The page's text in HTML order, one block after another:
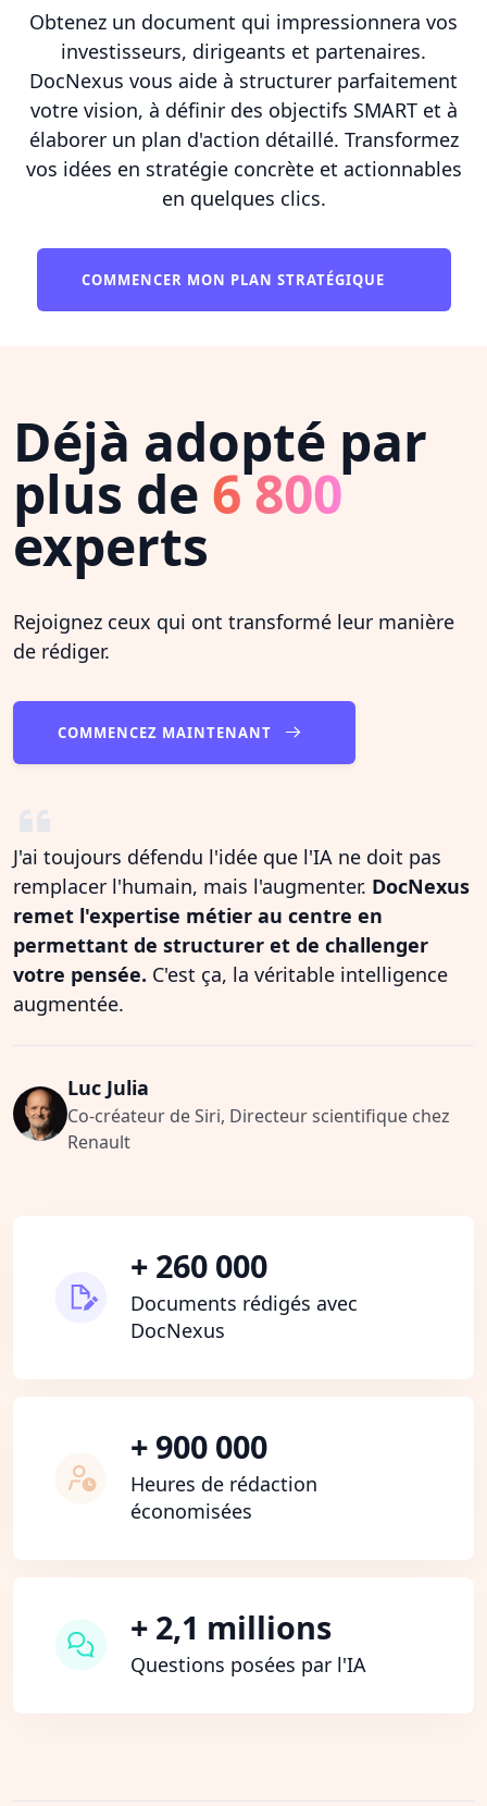
Obtenez un document qui impressionnera vos
investisseurs, dirigeants et partenaires.
DocNexus vous aide à structurer parfaitement
votre vision, à définir des objectifs SMART et à
élaborer un plan d'action détaillé. Transformez
vos idées en stratégie concrète et actionnables
en quelques clics.
COMMENCER MON PLAN STRATÉGIQUE
Déjà adopté par
plus de 6 800
experts
Rejoignez ceux qui ont transformé leur manière
de rédiger.
COMMENCEZ MAINTENANT
J'ai toujours défendu l'idée que l'IA ne doit pas
remplacer l'humain, mais l'augmenter. DocNexus
remet l'expertise métier au centre en
permettant de structurer et de challenger
votre pensée. C'est ça, la véritable intelligence
augmentée.
Luc Julia
Co-créateur de Siri, Directeur scientifique chez
Renault
+ 260 000
Documents rédigés avec
DocNexus
+ 900 000
Heures de rédaction
économisées
+ 2,1 millions
Questions posées par l'IA